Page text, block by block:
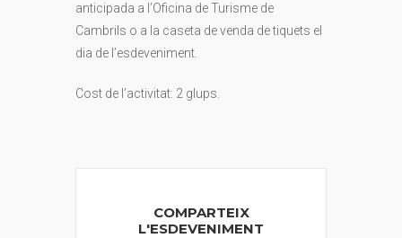
anticipada a l’Oficina de Turisme de
Cambrils o a la caseta de venda de tiquets el
dia de l’esdeveniment.
Cost de l’activitat: 2 glups.
COMPARTEIX
L'ESDEVENIMENT